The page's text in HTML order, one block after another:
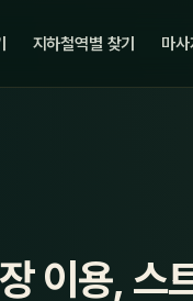
지하철역별 찾기 마
이용, 스